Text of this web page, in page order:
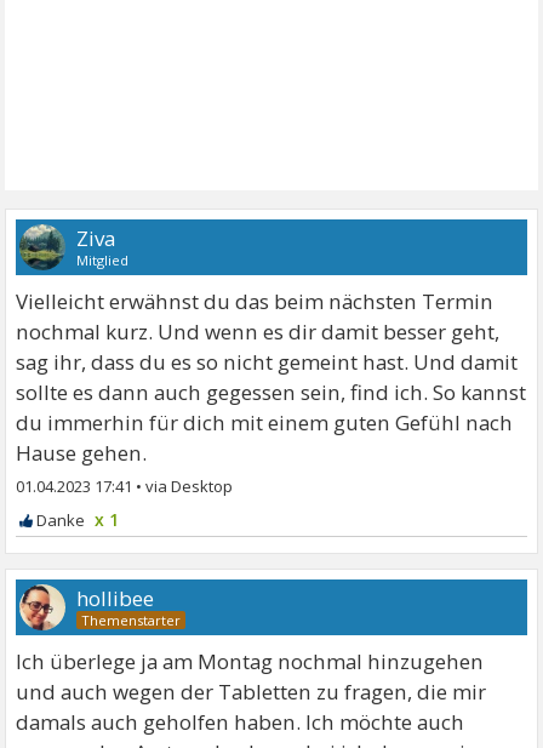
Ziva
Mitglied
Vielleicht erwähnst du das beim nächsten Termin
nochmal kurz. Und wenn es dir damit besser geht,
sag ihr, dass du es so nicht gemeint hast. Und damit
sollte es dann auch gegessen sein, find ich. So kannst
du immerhin für dich mit einem guten Gefühl nach
Hause gehen.
01.04.2023 17:41 •
x 1
hollibee
Ich überlege ja am Montag nochmal hinzugehen
und auch wegen der Tabletten zu fragen, die mir
damals auch geholfen haben. Ich möchte auch